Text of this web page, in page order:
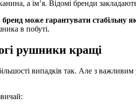
а ім’я. Відомі бренди
бренд може гарантувати стабільну
в побуті.
рушники кращі
випадків так. Але з